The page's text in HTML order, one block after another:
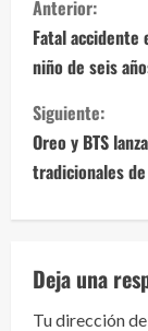
i
g
u
e
l
e
y
Anterior:
Fatal accidente
niño de seis
Siguiente:
Oreo y BTS
tradicionales
Deja una
Tu dirección